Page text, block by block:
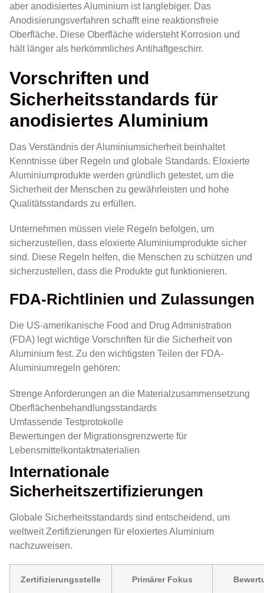
aber anodisiertes Aluminium ist langlebiger. Das
Anodisierungsverfahren schafft eine reaktionsfreie
Oberfläche. Diese Oberfläche widersteht Korrosion und
hält länger als herkömmliches Antihaftgeschirr.
Vorschriften und
Sicherheitsstandards für
anodisiertes Aluminium
Das Verständnis der Aluminiumsicherheit beinhaltet
Kenntnisse über Regeln und globale Standards. Eloxierte
Aluminiumprodukte werden gründlich getestet, um die
Sicherheit der Menschen zu gewährleisten und hohe
Qualitätsstandards zu erfüllen.
Unternehmen müssen viele Regeln befolgen, um
sicherzustellen, dass eloxierte Aluminiumprodukte sicher
sind. Diese Regeln helfen, die Menschen zu schützen und
sicherzustellen, dass die Produkte gut funktionieren.
FDA-Richtlinien und Zulassungen
Die US-amerikanische Food and Drug Administration
(FDA) legt wichtige Vorschriften für die Sicherheit von
Aluminium fest. Zu den wichtigsten Teilen der FDA-
Aluminiumregeln gehören:
Strenge Anforderungen an die Materialzusammensetzung
Oberflächenbehandlungsstandards
Umfassende Testprotokolle
Bewertungen der Migrationsgrenzwerte für
Lebensmittelkontaktmaterialien
Internationale
Sicherheitszertifizierungen
Globale Sicherheitsstandards sind entscheidend, um
weltweit Zertifizierungen für eloxiertes Aluminium
nachzuweisen.
Zertifizierungsstelle Primärer Fokus